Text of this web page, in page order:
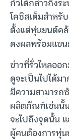
โคซิสเต็มสำหรั
ตั้งแต่หุ่นยนต์ค
ดงผลพร้อมแข
ข่าวที่รั่วไหลออ
ดูจะเป็นไปได้ม
มีความสามารถ
ผลิตภัณฑ์เช่นนั้
จะไปถึงจุดนั้น
ผู้คนต้องการหุ่น